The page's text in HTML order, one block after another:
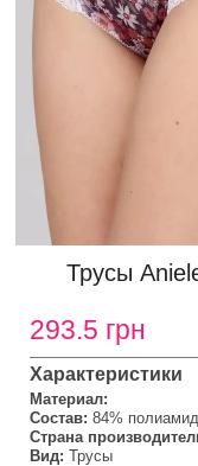
Трусы
293.5 грн
Характеристики
Материал:
Состав: 84%
Страна
Вид: Трусы